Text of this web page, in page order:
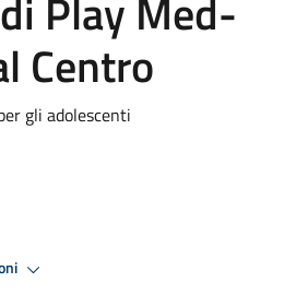
Centro
gli adolescenti